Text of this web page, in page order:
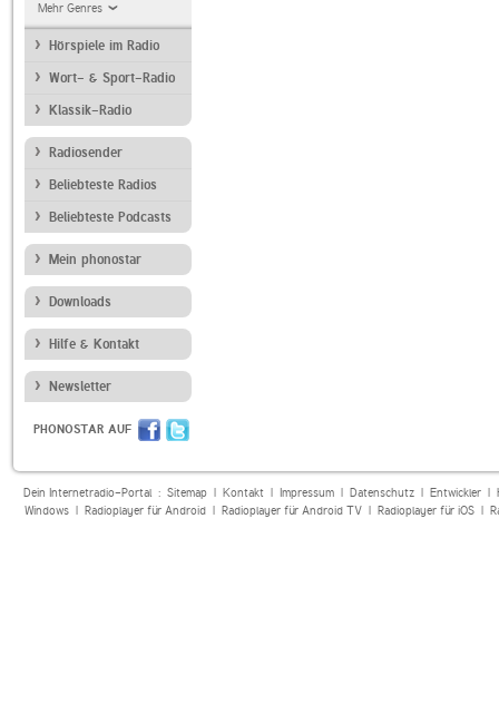
Mehr Genres
Hörspiele im Radio
Wort- & Sport-Radio
Klassik-Radio
Radiosender
Beliebteste Radios
Beliebteste Podcasts
Mein phonostar
Downloads
Hilfe & Kontakt
Newsletter
PHONOSTAR AUF
Dein Internetradio-Portal : Sitemap| Kontakt| Impressum| Datenschutz| Entwickler|
Windows| Radioplayer für Android| Radioplayer für Android TV| Radioplayer für iOS|